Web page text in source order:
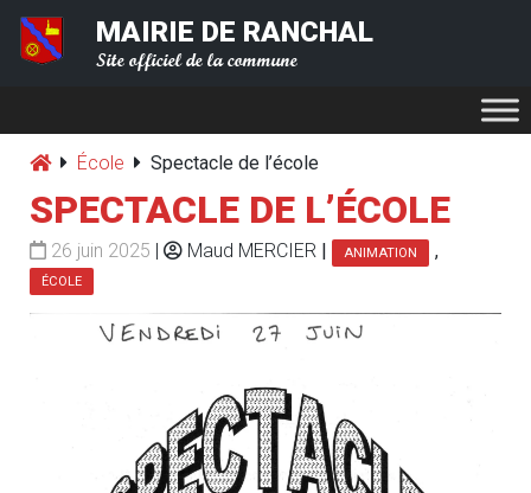
MAIRIE DE RANCHAL
Site officiel de la commune
École Spectacle de l’école
SPECTACLE DE L’ÉCOLE
26 juin 2025 | Maud MERCIER | ANIMATION ,
ÉCOLE